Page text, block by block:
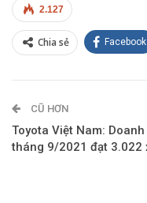
2.127
Chia sẻ Facebook
CŨ HƠN
Toyota Việt Nam:
tháng 9/2021 đạt 3.022